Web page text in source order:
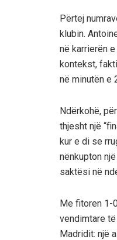
Përtej
klubin.
në karrierën
kontekst,
në minutën e
Ndërkohë,
thjesht një
kur e di se
nënkupton
saktësi në
Me fitoren 1-
vendimtare
Madridit: një